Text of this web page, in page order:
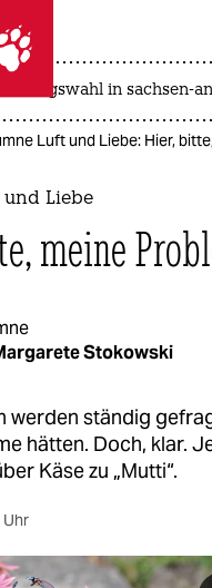
 taz zahl ich
taz zahl ich
landtagswahl in sachsen-
Luft und Liebe: Hier,
und Liebe
meine
Stokowski
werden ständig
hätten. Doch, klar.
Käse zu „Mutti“.
Uhr